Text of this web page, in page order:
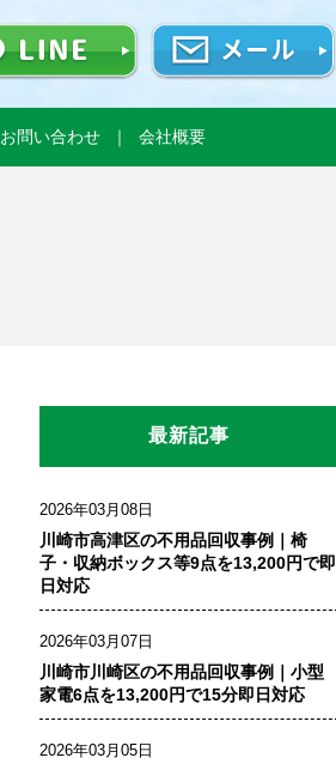
お問い合わせ 会社概要
最新記事
2026年03月08日
川崎市高津区の不用品回収事例｜椅
子・収納ボックス等9点を13,200円で即
日対応
2026年03月07日
川崎市川崎区の不用品回収事例｜小型
家電6点を13,200円で15分即日対応
2026年03月05日